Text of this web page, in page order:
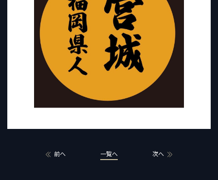
前へ 一覧へ 次へ